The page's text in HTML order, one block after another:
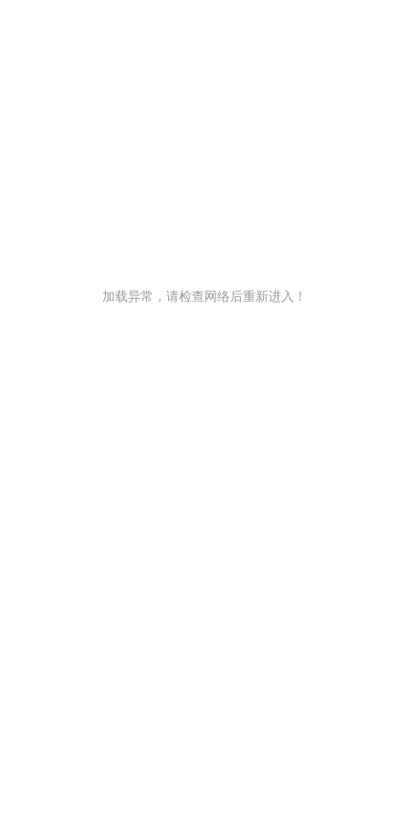
加载异常，请检查网络后重新进入！